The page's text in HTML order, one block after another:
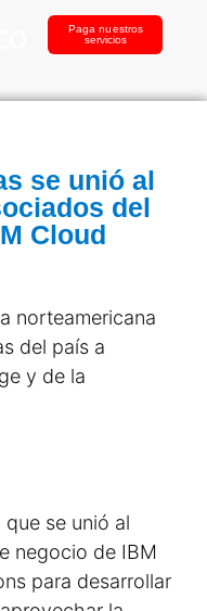
Paga nuestros
servicios
se unió al
del
Cloud
norteamericana
del país a
y de la
que se unió al
negocio de IBM
para desarrollar